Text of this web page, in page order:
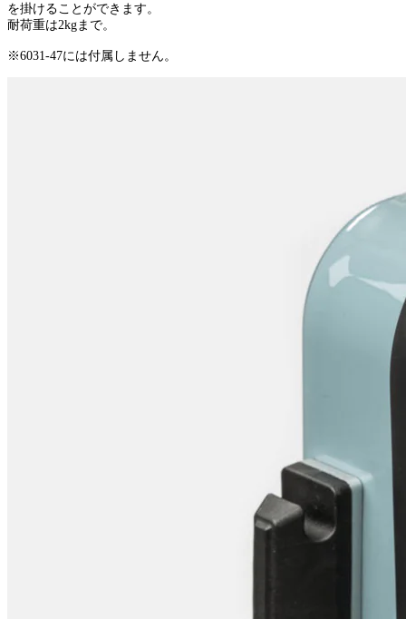
を掛けることができます。
耐荷重は2kgまで。
※6031-47には付属しません。